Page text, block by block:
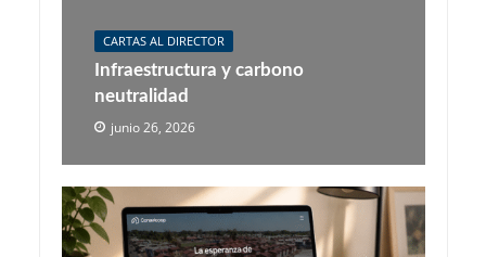
CARTAS AL DIRECTOR
Infraestructura y carbono
neutralidad
junio 26, 2026